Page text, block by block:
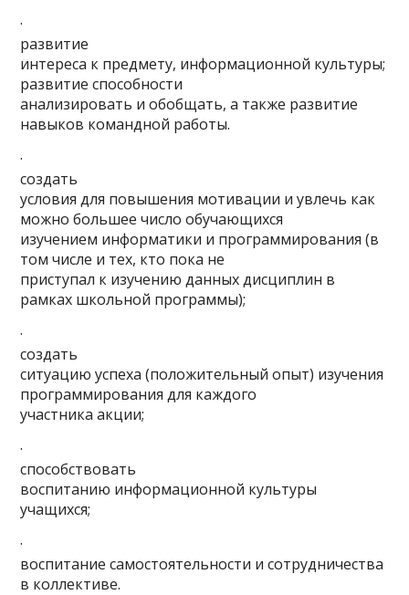
·
развитие
интереса к предмету, информационной культуры;
развитие способности
анализировать и обобщать, а также развитие
навыков командной работы.
·
создать
условия для повышения мотивации и увлечь как
можно большее число обучающихся
изучением информатики и программирования (в
том числе и тех, кто пока не
приступал к изучению данных дисциплин в
рамках школьной программы);
·
создать
ситуацию успеха (положительный опыт) изучения
программирования для каждого
участника акции;
·
способствовать
воспитанию информационной культуры
учащихся;
·
воспитание самостоятельности и сотрудничества
в коллективе.